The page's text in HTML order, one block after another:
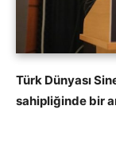
Türk Dünyası
sahipliğinde bir